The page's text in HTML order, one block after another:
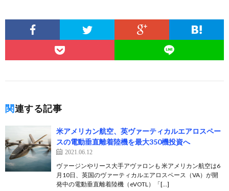
関連する記事
米アメリカン航空、英ヴァーティカルエアロスペー
スの電動垂直離着陸機を最大350機投資へ
2021.06.12
ヴァージンやリース大手アヴァロンも 米アメリカン航空は6
月10日、英国のヴァーティカルエアロスペース（VA）が開
発中の電動垂直離着陸機（eVOTL）「[…]